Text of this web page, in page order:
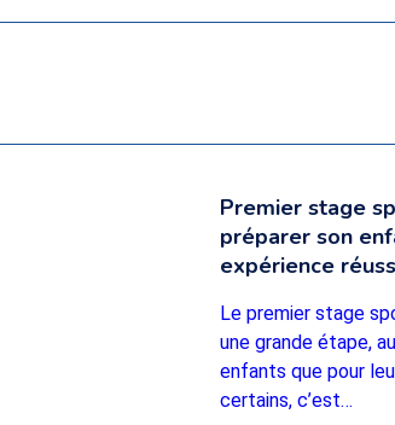
Premier stage
préparer son
expérience
Le premier stage
une grande étape,
enfants que pour
certains, c’est…